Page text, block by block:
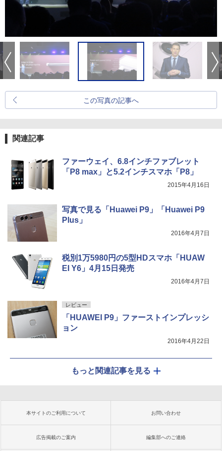
この写真の記事へ
関連記事
ファーウェイ、6.8インチファブレット
「P8 max」と5.2インチスマホ「P8」
2015年4月16日
写真で見る「Huawei P9」「Huawei P9
Plus」
2016年4月7日
税別1万5980円の5型HDスマホ「HUAW
EI Y6」4月15日発売
2016年4月7日
レビュー
「HUAWEI P9」ファーストインプレッシ
ョン
2016年4月22日
もっと関連記事を見る
本サイトのご利用について お問い合わせ
広告掲載のご案内 編集部へのご連絡